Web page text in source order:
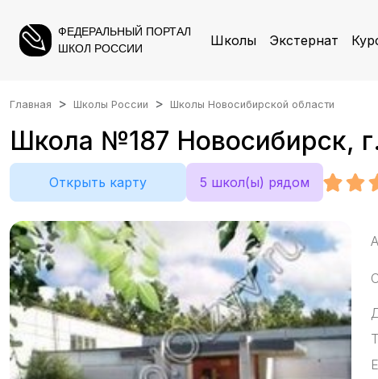
ФЕДЕРАЛЬНЫЙ ПОРТАЛ
ШКОЛ РОССИИ
Школы Экстернат
Главная Школы России Школы Новосибирской области
Школа №187 Новосибирск,
Открыть карту 5 школ(ы) рядом